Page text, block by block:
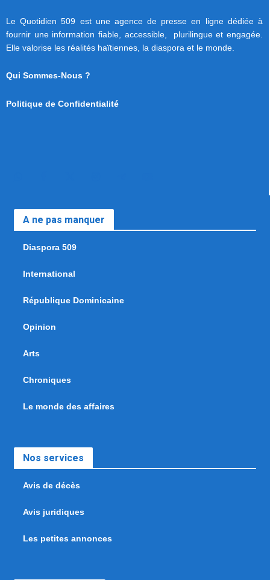
Le Quotidien 509 est une agence de presse en ligne dédiée à
fournir une information fiable, accessible, plurilingue et engagée.
Elle valorise les réalités haïtiennes, la diaspora et le monde.
Qui Sommes-Nous ?
Politique de Confidentialité
A ne pas manquer
Diaspora 509
International
République Dominicaine
Opinion
Arts
Chroniques
Le monde des affaires
Nos services
Avis de décès
Avis juridiques
Les petites annonces